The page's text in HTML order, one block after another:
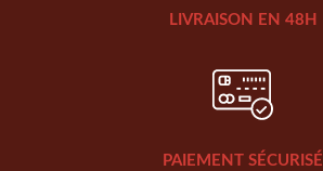
LIVRAISON EN 48H
PAIEMENT SÉCURISÉ